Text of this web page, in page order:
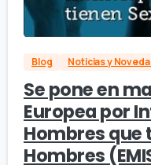
Blog Noticias y
Se pone en
Europea por
Hombres que
Hombres